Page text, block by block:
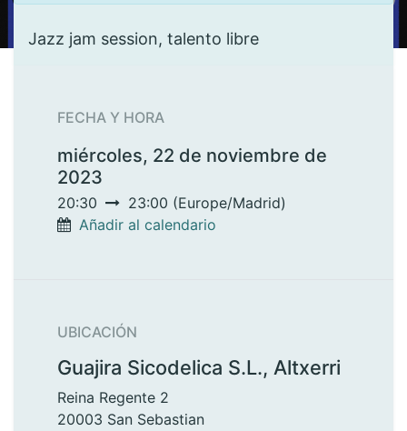
Jazz jam session, talento libre
FECHA Y HORA
miércoles, 22 de noviembre de
2023
20:30 23:00 (Europe/Madrid)
Añadir al calendario
UBICACIÓN
Guajira Sicodelica S.L., Altxerri
Reina Regente 2
20003 San Sebastian